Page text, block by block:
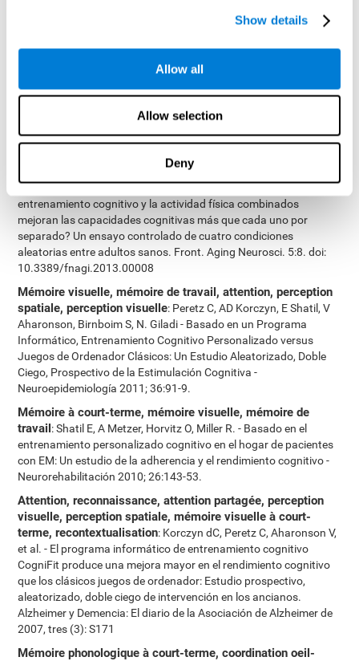
Show details
Allow all
Allow selection
Deny
personnalisé dans les troubles unipolaires et bipolaires : une
Attention, dénomination, mémoire à court-terme, mémoire
visuelle, mémoire de travail: Haimov I, Shatil E (2013)
Cognitive Training Improves Sleep Quality and Cognitive Function
among Older Adults with Insomnia. PLoS ONE 8(4): e61390.
doi:10.1371/journal.pone.0061390
Coordination oeil-main, mémoire visuelle, vitesse de
traitement, balayage visuel, dénomination: Shatil E (2013). ¿El
entrenamiento cognitivo y la actividad física combinados
mejoran las capacidades cognitivas más que cada uno por
separado? Un ensayo controlado de cuatro condiciones
aleatorias entre adultos sanos. Front. Aging Neurosci. 5:8. doi:
10.3389/fnagi.2013.00008
Mémoire visuelle, mémoire de travail, attention, perception
spatiale, perception visuelle: Peretz C, AD Korczyn, E Shatil, V
Aharonson, Birnboim S, N. Giladi - Basado en un Programa
Informático, Entrenamiento Cognitivo Personalizado versus
Juegos de Ordenador Clásicos: Un Estudio Aleatorizado, Doble
Ciego, Prospectivo de la Estimulación Cognitiva -
Neuroepidemiología 2011; 36:91-9.
Mémoire à court-terme, mémoire visuelle, mémoire de
travail: Shatil E, A Metzer, Horvitz O, Miller R. - Basado en el
entrenamiento personalizado cognitivo en el hogar de pacientes
con EM: Un estudio de la adherencia y el rendimiento cognitivo -
Neurorehabilitación 2010; 26:143-53.
Attention, reconnaissance, attention partagée, perception
visuelle, perception spatiale, mémoire visuelle à court-
terme, recontextualisation: Korczyn dC, Peretz C, Aharonson V,
et al. - El programa informático de entrenamiento cognitivo
CogniFit produce una mejora mayor en el rendimiento cognitivo
que los clásicos juegos de ordenador: Estudio prospectivo,
aleatorizado, doble ciego de intervención en los ancianos.
Alzheimer y Demencia: El diario de la Asociación de Alzheimer de
2007, tres (3): S171
Mémoire phonologique à court-terme, coordination oeil-